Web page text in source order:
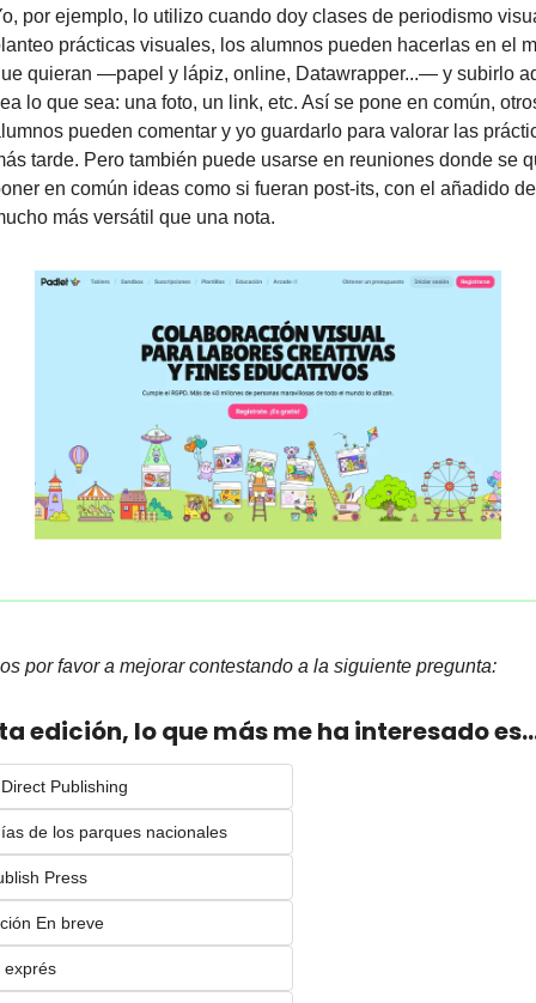
por ejemplo, lo utilizo cuando doy clases de periodismo
prácticas visuales, los alumnos pueden hacerlas en el
quieran —papel y lápiz, online, Datawrapper...— y subirlo
lo que sea: una foto, un link, etc. Así se pone en común,
pueden comentar y yo guardarlo para valorar las
tarde. Pero también puede usarse en reuniones donde se
en común ideas como si fueran post-its, con el añadido
más versátil que una nota.
por favor a mejorar contestando a la siguiente pregunta:
edición, lo que más me ha interesado
Publishing
de los parques nacionales
Press
En breve
exprés